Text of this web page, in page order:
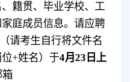
籍贯、 毕业学校、 工
家庭成员信息。请应聘
请考生自行将文件名
+姓名）于4月23 日 上
箱